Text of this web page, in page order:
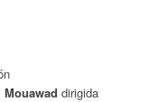
Mouawad dirigida